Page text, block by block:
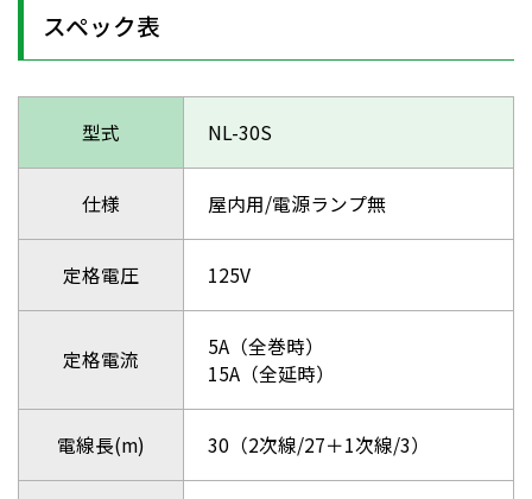
スペック表
型式 NL-30S
仕様 屋内用/電源ランプ無
定格電圧 125V
定格電流
5A（全巻時）
15A（全延時）
電線長(m) 30（2次線/27＋1次線/3）